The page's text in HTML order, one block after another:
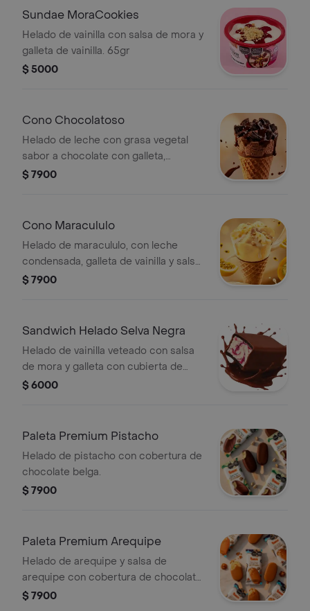
Sundae MoraCookies
Helado de vainilla con salsa de mora y
galleta de vainilla. 65gr
$ 5000
Cono Chocolatoso
Helado de leche con grasa vegetal
sabor a chocolate con galleta,
cobertura y salsa de chocolate. 65gr
$ 7900
Cono Maracululo
Helado de maracululo, con leche
condensada, galleta de vainilla y salsa
de chocolate. 65gr
$ 7900
Sandwich Helado Selva Negra
Helado de vainilla veteado con salsa
de mora y galleta con cubierta de
chocolate de leche belga.
$ 6000
Paleta Premium Pistacho
Helado de pistacho con cobertura de
chocolate belga.
$ 7900
Paleta Premium Arequipe
Helado de arequipe y salsa de
arequipe con cobertura de chocolate
gold belga.
$ 7900